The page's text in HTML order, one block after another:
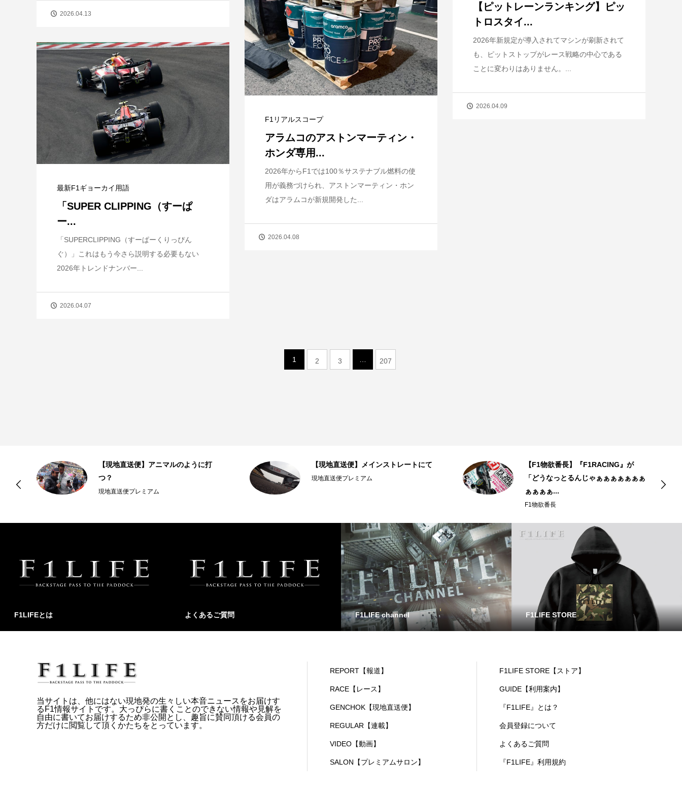
2026.04.13
【ピットレーンランキング】ピッ
トロスタイ...
2026年新規定が導入されてマシンが刷新されて
も、ピットストップがレース戦略の中心である
ことに変わりはありません。...
2026.04.09
F1リアルスコープ
アラムコのアストンマーティン・
ホンダ専用...
2026年からF1では100％サステナブル燃料の使
用が義務づけられ、アストンマーティン・ホン
ダはアラムコが新規開発した...
2026.04.08
最新F1ギョーカイ用語
「SUPER CLIPPING（すーぱ
ー...
「SUPERCLIPPING（すーぱーくりっぴん
ぐ）」これはもう今さら説明する必要もない
2026年トレンドナンバー...
2026.04.07
1 2 3 207
【現地直送便】アニマルのように打
つ？
現地直送便プレミアム
【現地直送便】メインストレートにて
現地直送便プレミアム
【F1物欲番長】『F1RACING』が
「どうなっとるんじゃぁぁぁぁぁぁぁ
ぁぁぁぁ...
F1物欲番長
F1LIFEとは よくあるご質問 F1LIFE channel F1LIFE STORE
当サイトは、他にはない現地発の生々しい本音ニュースをお届けす
るF1情報サイトです。大っぴらに書くことのできない情報や見解を
自由に書いてお届けするため非公開とし、趣旨に賛同頂ける会員の
方だけに閲覧して頂くかたちをとっています。
REPORT【報道】
RACE【レース】
GENCHOK【現地直送便】
REGULAR【連載】
VIDEO【動画】
SALON【プレミアムサロン】
F1LIFE STORE【ストア】
GUIDE【利用案内】
『F1LIFE』とは？
会員登録について
よくあるご質問
『F1LIFE』利用規約